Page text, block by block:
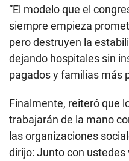
“El modelo que el
siempre empieza
pero destruyen la
dejando hospitales sin
pagados y familias más
Finalmente, reiteró que
trabajarán de la mano
las organizaciones
dirijo: Junto con